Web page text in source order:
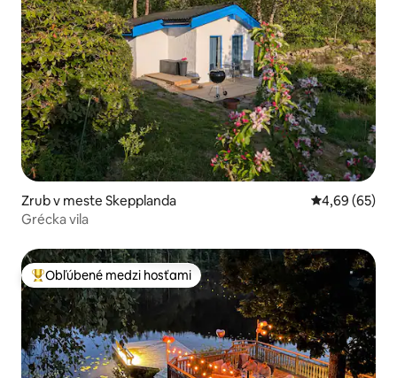
Zrub v meste Skepplanda Priemerné
4,69 (65)
Grécka vila
Najobľúbenejšie medzi hosťami
Obľúbené medzi hosťami